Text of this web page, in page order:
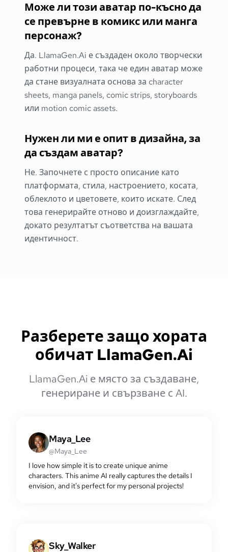
Може ли този аватар по-късно да
се превърне в комикс или манга
персонаж?
Да. LlamaGen.Ai е създаден около творчески
работни процеси, така че един аватар може
да стане визуалната основа за character
sheets, manga panels, comic strips, storyboards
или motion comic assets.
Нужен ли ми е опит в дизайна, за
да създам аватар?
Не. Започнете с просто описание като
платформата, стила, настроението, косата,
облеклото и цветовете, които искате. След
това генерирайте отново и доизглаждайте,
докато резултатът съответства на вашата
идентичност.
Разберете защо хората
обичат LlamaGen.Ai
LlamaGen.Ai е място за създаване,
генериране и свързване с AI.
Maya_Lee
@Maya_Lee
I love how simple it is to create unique anime
characters. This anime AI really captures the details I
envision, and it's perfect for my personal projects!
Sky_Walker